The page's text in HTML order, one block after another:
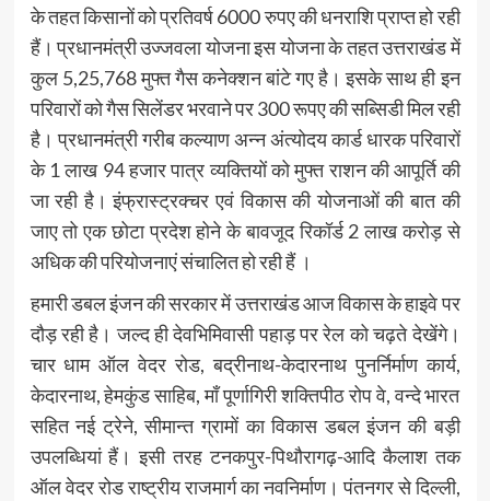
के तहत किसानों को प्रतिवर्ष 6000 रुपए की धनराशि प्राप्त हो रही
हैं। प्रधानमंत्री उज्जवला योजना इस योजना के तहत उत्तराखंड में
कुल 5,25,768 मुफ्त गैस कनेक्शन बांटे गए है। इसके साथ ही इन
परिवारों को गैस सिलेंडर भरवाने पर 300 रूपए की सब्सिडी मिल रही
है। प्रधानमंत्री गरीब कल्याण अन्न अंत्योदय कार्ड धारक परिवारों
के 1 लाख 94 हजार पात्र व्यक्तियों को मुफ्त राशन की आपूर्ति की
जा रही है। इंफ्रास्ट्रक्चर एवं विकास की योजनाओं की बात की
जाए तो एक छोटा प्रदेश होने के बावजूद रिकॉर्ड 2 लाख करोड़ से
अधिक की परियोजनाएं संचालित हो रही हैं ।
हमारी डबल इंजन की सरकार में उत्तराखंड आज विकास के हाइवे पर
दौड़ रही है। जल्द ही देवभिमिवासी पहाड़ पर रेल को चढ़ते देखेंगे।
चार धाम ऑल वेदर रोड, बद्रीनाथ-केदारनाथ पुनर्निर्माण कार्य,
केदारनाथ, हेमकुंड साहिब, माँ पूर्णागिरी शक्तिपीठ रोप वे, वन्दे भारत
सहित नई ट्रेने, सीमान्त ग्रामों का विकास डबल इंजन की बड़ी
उपलब्धियां हैं। इसी तरह टनकपुर-पिथौरागढ़-आदि कैलाश तक
ऑल वेदर रोड राष्ट्रीय राजमार्ग का नवनिर्माण। पंतनगर से दिल्ली,